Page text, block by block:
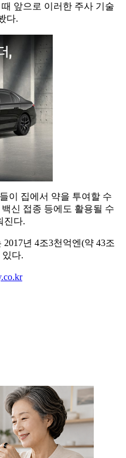
앞으로 이러한 주사 기술
다.
이 집에서 약을 투여할 수
신 접종 등에도 활용될 수
진다.
년 4조3천억엔(약 43조
다.